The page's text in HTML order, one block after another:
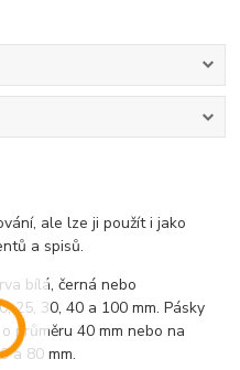
ale lze ji použít i jako
a spisů.
bílá, černá nebo
25, 30, 40 a 100 mm. Pásky
průměru 40 mm nebo na
a 80 mm.